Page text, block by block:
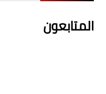
المتابعون